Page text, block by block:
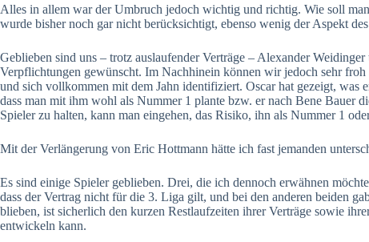
Alles in allem war der Umbruch jedoch wichtig und richtig. Wie soll
wurde bisher noch gar nicht berücksichtigt, ebenso wenig der Aspekt
Geblieben sind uns – trotz auslaufender Verträge – Alexander
Verpflichtungen gewünscht. Im Nachhinein können wir jedoch sehr
und sich vollkommen mit dem Jahn identifiziert. Oscar hat gezeigt, was
dass man mit ihm wohl als Nummer 1 plante bzw. er nach Bene Bauer
Spieler zu halten, kann man eingehen, das Risiko, ihn als Nummer 1
Mit der Verlängerung von Eric Hottmann hätte ich fast jemanden
Es sind einige Spieler geblieben. Drei, die ich dennoch erwähnen
dass der Vertrag nicht für die 3. Liga gilt, und bei den anderen beiden
blieben, ist sicherlich den kurzen Restlaufzeiten ihrer Verträge sowie
entwickeln kann.